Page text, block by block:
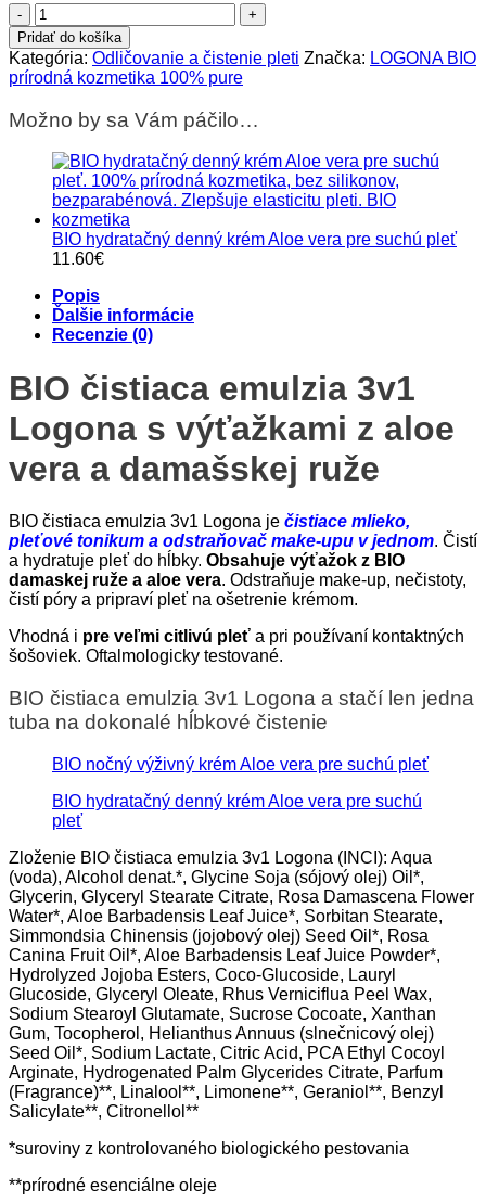
množstvo
BIO
čistiaca
emulzia
3v1
Logona
-
hĺbkové
čistenie
Pridať do košíka
Kategória: Odličovanie a čistenie pleti Značka: LOGONA BIO
prírodná kozmetika 100% pure
Možno by sa Vám páčilo…
BIO hydratačný denný krém Aloe vera pre suchú pleť
11.60€
Popis
Ďalšie informácie
Recenzie (0)
BIO čistiaca emulzia 3v1
Logona s výťažkami z aloe
vera a damašskej ruže
BIO čistiaca emulzia 3v1 Logona je čistiace mlieko,
pleťové tonikum a odstraňovač make-upu v jednom. Čistí
a hydratuje pleť do hĺbky. Obsahuje výťažok z BIO
damaskej ruže a aloe vera. Odstraňuje make-up, nečistoty,
čistí póry a pripraví pleť na ošetrenie krémom.
Vhodná i pre veľmi citlivú pleť a pri používaní kontaktných
šošoviek. Oftalmologicky testované.
BIO čistiaca emulzia 3v1 Logona a stačí len jedna
tuba na dokonalé hĺbkové čistenie
BIO nočný výživný krém Aloe vera pre suchú pleť
BIO hydratačný denný krém Aloe vera pre suchú
pleť
Zloženie BIO čistiaca emulzia 3v1 Logona (INCI): Aqua
(voda), Alcohol denat.*, Glycine Soja (sójový olej) Oil*,
Glycerin, Glyceryl Stearate Citrate, Rosa Damascena Flower
Water*, Aloe Barbadensis Leaf Juice*, Sorbitan Stearate,
Simmondsia Chinensis (jojobový olej) Seed Oil*, Rosa
Canina Fruit Oil*, Aloe Barbadensis Leaf Juice Powder*,
Hydrolyzed Jojoba Esters, Coco-Glucoside, Lauryl
Glucoside, Glyceryl Oleate, Rhus Verniciflua Peel Wax,
Sodium Stearoyl Glutamate, Sucrose Cocoate, Xanthan
Gum, Tocopherol, Helianthus Annuus (slnečnicový olej)
Seed Oil*, Sodium Lactate, Citric Acid, PCA Ethyl Cocoyl
Arginate, Hydrogenated Palm Glycerides Citrate, Parfum
(Fragrance)**, Linalool**, Limonene**, Geraniol**, Benzyl
Salicylate**, Citronellol**
*suroviny z kontrolovaného biologického pestovania
**prírodné esenciálne oleje